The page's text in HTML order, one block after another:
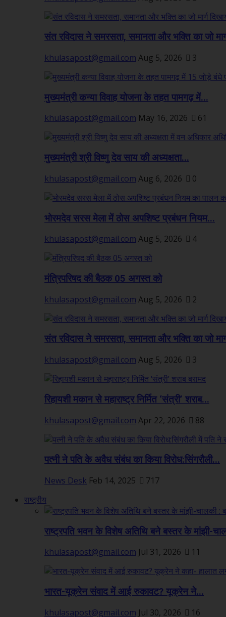
संत रविदास ने समरसता, समानता और भक्ति का जो
khulasapost@gmail.com Aug 5, 2026 3
मुख्यमंत्री कन्या विवाह योजना के तहत पामगढ़ में...
khulasapost@gmail.com May 16, 2026 61
मुख्यमंत्री श्री विष्णु देव साय की अध्यक्षता...
khulasapost@gmail.com Aug 6, 2026 0
भोरमदेव सरस मेला में ठोस अपशिष्ट प्रबंधन नियम...
khulasapost@gmail.com Aug 5, 2026 4
मंत्रिपरिषद की बैठक 05 अगस्त को
khulasapost@gmail.com Aug 5, 2026 2
संत रविदास ने समरसता, समानता और भक्ति का जो
khulasapost@gmail.com Aug 5, 2026 3
रिहायशी मकान से महाराष्ट्र निर्मित ‘संत्री’ शराब...
khulasapost@gmail.com Apr 22, 2026 88
पत्नी ने पति के अवैध संबंध का किया विरोध:सिंगरौली...
News Desk Feb 14, 2025
717
राष्ट्रीय
राष्ट्रपति भवन के विशेष अतिथि बने बस्तर के मांझी-
khulasapost@gmail.com Jul 31, 2026 11
भारत-यूक्रेन संवाद में आई रुकावट? यूक्रेन ने...
khulasapost@gmail.com Jul 30, 2026 16